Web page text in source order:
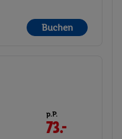
Buchen
p.P.
73.-